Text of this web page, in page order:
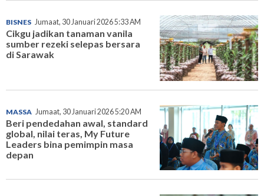
BISNES Jumaat, 30 Januari 2026 5:33 AM
Cikgu jadikan tanaman vanila
sumber rezeki selepas bersara
di Sarawak
MASSA Jumaat, 30 Januari 2026 5:20 AM
Beri pendedahan awal, standard
global, nilai teras, My Future
Leaders bina pemimpin masa
depan